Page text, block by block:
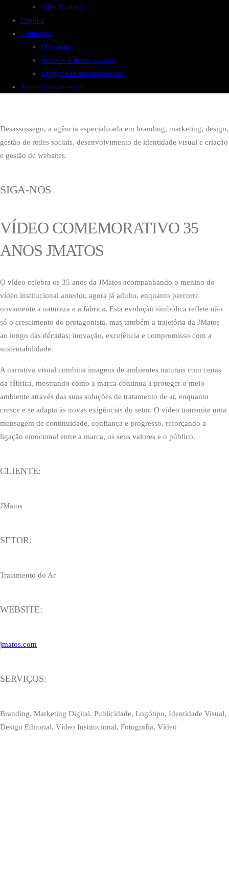
Case Studies
Orpheu
Contactos
Contactos
Junta-te à nossa equipa
Estágios Desassossegados
Solicitar orçamento
Desassossego, a agência especializada em branding, marketing, design,
gestão de redes sociais, desenvolvimento de identidade visual e criação
e gestão de websites.
SIGA-NOS
VÍDEO COMEMORATIVO 35
ANOS JMATOS
O vídeo celebra os 35 anos da JMatos acompanhando o menino do
vídeo institucional anterior, agora já adulto, enquanto percorre
novamente a natureza e a fábrica. Esta evolução simbólica reflete não
só o crescimento do protagonista, mas também a trajetória da JMatos
ao longo das décadas: inovação, excelência e compromisso com a
sustentabilidade.
A narrativa visual combina imagens de ambientes naturais com cenas
da fábrica, mostrando como a marca continua a proteger o meio
ambiente através das suas soluções de tratamento de ar, enquanto
cresce e se adapta às novas exigências do setor. O vídeo transmite uma
mensagem de continuidade, confiança e progresso, reforçando a
ligação emocional entre a marca, os seus valores e o público.
CLIENTE:
JMatos
SETOR:
Tratamento do Ar
WEBSITE:
jmatos.com
SERVIÇOS:
Branding, Marketing Digital, Publicidade, Logótipo, Identidade Visual,
Design Editorial, Vídeo Institucional, Fotografia, Vídeo